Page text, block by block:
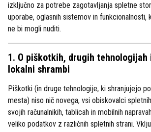
izključno za potrebe zagotavljanja spletne
uporabe, oglasnih sistemov in
ne bi mogli nuditi.
1. O piškotkih, drugih tehnologijah
lokalni shrambi
Piškotki (in druge tehnologije, ki shranjujejo
mesta) niso nič novega, vsi obiskovalci
svojih računalnikih, tablicah in mobilnih
veliko podatkov z različnih spletnih strani.